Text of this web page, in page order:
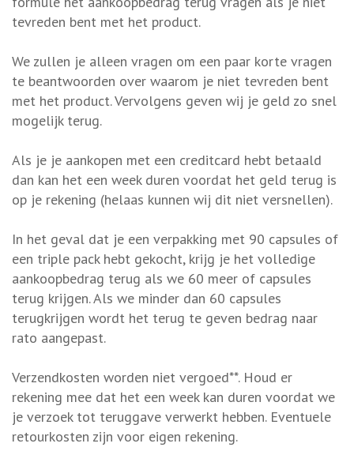
tevreden bent met het product.
We zullen je alleen vragen om een paar korte vragen
te beantwoorden over waarom je niet tevreden bent
met het product. Vervolgens geven wij je geld zo snel
mogelijk terug.
Als je je aankopen met een creditcard hebt betaald
dan kan het een week duren voordat het geld terug is
op je rekening (helaas kunnen wij dit niet versnellen).
In het geval dat je een verpakking met 90 capsules of
een triple pack hebt gekocht, krijg je het volledige
aankoopbedrag terug als we 60 meer of capsules
terug krijgen. Als we minder dan 60 capsules
terugkrijgen wordt het terug te geven bedrag naar
rato aangepast.
Verzendkosten worden niet vergoed**. Houd er
rekening mee dat het een week kan duren voordat we
je verzoek tot teruggave verwerkt hebben. Eventuele
retourkosten zijn voor eigen rekening.